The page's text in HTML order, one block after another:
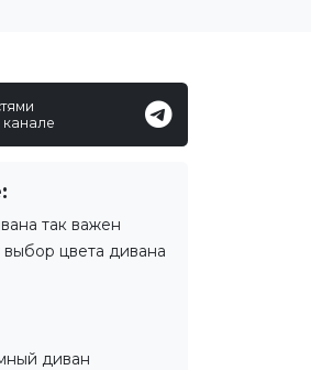
так важен
выбор цвета дивана
диван